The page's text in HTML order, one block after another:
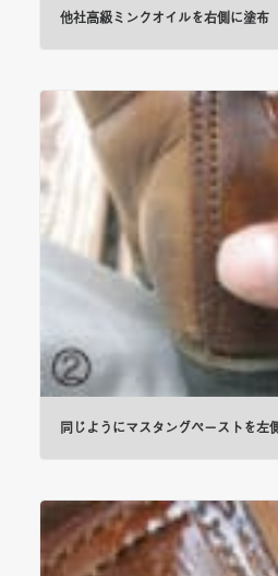
他社高級ミンクオイルを右側に塗布
同じようにマスタングペーストを左